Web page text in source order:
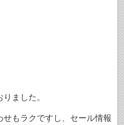
ました。
もラクですし、セール情報